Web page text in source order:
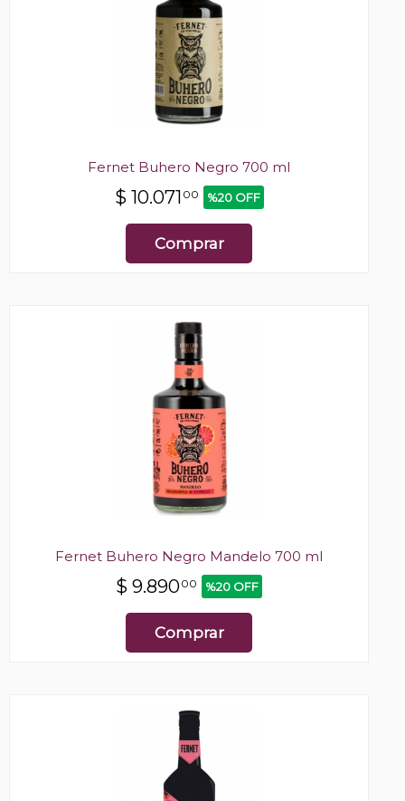
Fernet Buhero Negro 700 ml
$ 10.071 00 %20 OFF
Comprar
Fernet Buhero Negro Mandelo 700 ml
$ 9.89000 %20 OFF
Comprar